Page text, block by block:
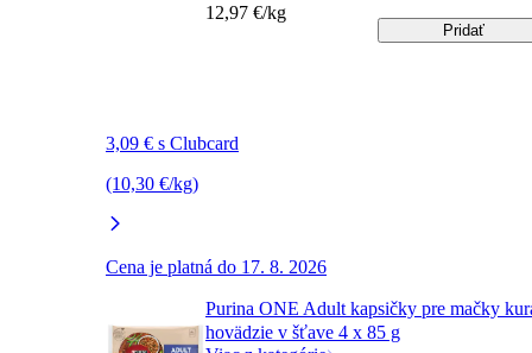
3,09 € s Clubcard
(10,30 €/kg)
Cena je platná do 17. 8. 2026
12,97 €/kg
Pridať
Purina ONE Adult kapsičky pre mačky
hovädzie v šťave 4 x 85 g